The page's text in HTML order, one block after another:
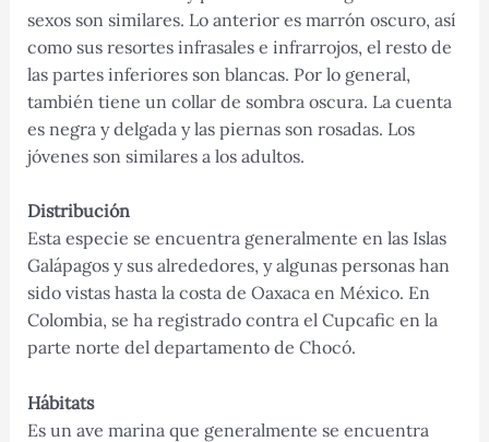
sexos son similares. Lo anterior es marrón oscuro, así
como sus resortes infrasales e infrarrojos, el resto de
las partes inferiores son blancas. Por lo general,
también tiene un collar de sombra oscura. La cuenta
es negra y delgada y las piernas son rosadas. Los
jóvenes son similares a los adultos.
Distribución
Esta especie se encuentra generalmente en las Islas
Galápagos y sus alrededores, y algunas personas han
sido vistas hasta la costa de Oaxaca en México. En
Colombia, se ha registrado contra el Cupcafic en la
parte norte del departamento de Chocó.
Hábitats
Es un ave marina que generalmente se encuentra